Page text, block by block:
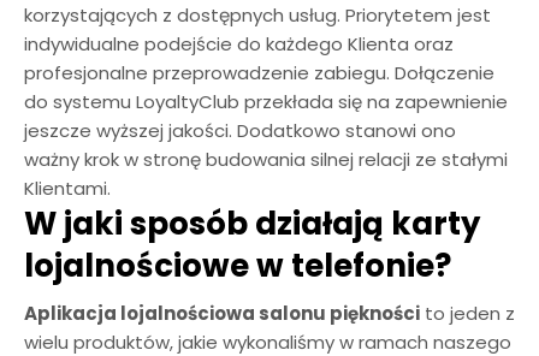
korzystających z dostępnych usług. Priorytetem jest
indywidualne podejście do każdego Klienta oraz
profesjonalne przeprowadzenie zabiegu. Dołączenie
do systemu LoyaltyClub przekłada się na zapewnienie
jeszcze wyższej jakości. Dodatkowo stanowi ono
ważny krok w stronę budowania silnej relacji ze stałymi
Klientami.
W jaki sposób działają karty
lojalnościowe w telefonie?
Aplikacja lojalnościowa salonu piękności to jeden z
wielu produktów, jakie wykonaliśmy w ramach naszego